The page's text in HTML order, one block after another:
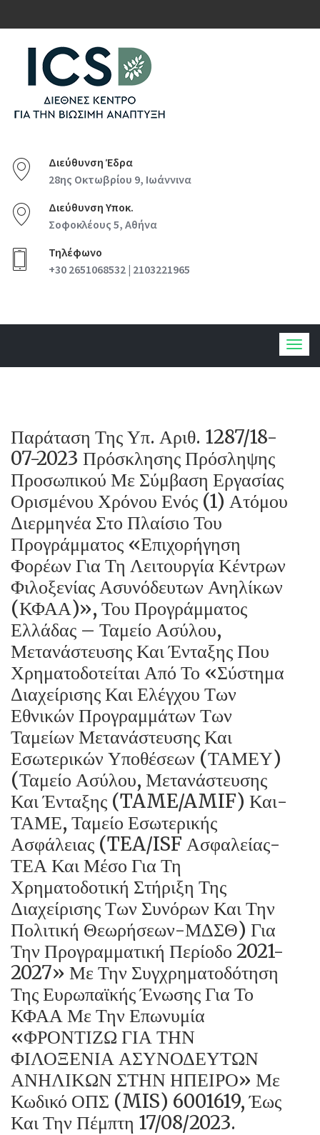
Διεύθυνση Έδρα
28ης Οκτωβρίου 9, Ιωάννινα
Διεύθυνση Υποκ.
Σοφοκλέους 5, Αθήνα
Τηλέφωνο
+30 2651068532 | 2103221965
Παράταση Της Υπ. Αριθ. 1287/18-
07-2023 Πρόσκλησης Πρόσληψης
Προσωπικού Με Σύμβαση Εργασίας
Ορισμένου Χρόνου Ενός (1) Ατόμου
Διερμηνέα Στο Πλαίσιο Του
Προγράμματος «Επιχορήγηση
Φορέων Για Τη Λειτουργία Κέντρων
Φιλοξενίας Ασυνόδευτων Ανηλίκων
(ΚΦΑΑ)», Του Προγράμματος
Ελλάδας – Ταμείο Ασύλου,
Μετανάστευσης Και Ένταξης Που
Χρηματοδοτείται Από Το «Σύστημα
Διαχείρισης Και Ελέγχου Των
Εθνικών Προγραμμάτων Των
Ταμείων Μετανάστευσης Και
Εσωτερικών Υποθέσεων (ΤΑΜΕΥ)
(Ταμείο Ασύλου, Μετανάστευσης
Και Ένταξης (TAME/AMIF) Και-
ΤΑΜΕ, Ταμείο Εσωτερικής
Ασφάλειας (TEA/ISF Ασφαλείας-
ΤΕΑ Και Μέσο Για Τη
Χρηματοδοτική Στήριξη Της
Διαχείρισης Των Συνόρων Και Την
Πολιτική Θεωρήσεων-ΜΔΣΘ) Για
Την Προγραμματική Περίοδο 2021-
2027» Με Την Συγχρηματοδότηση
Της Ευρωπαϊκής Ένωσης Για Το
ΚΦΑΑ Με Την Επωνυμία
«ΦΡΟΝΤΙΖΩ ΓΙΑ ΤΗΝ
ΦΙΛΟΞΕΝΙΑ ΑΣΥΝΟΔΕΥΤΩΝ
ΑΝΗΛΙΚΩΝ ΣΤΗΝ ΗΠΕΙΡΟ» Με
Κωδικό ΟΠΣ (MIS) 6001619, Έως
Και Την Πέμπτη 17/08/2023.